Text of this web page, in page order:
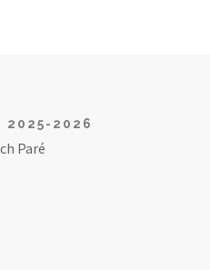
2025-2026
Paré